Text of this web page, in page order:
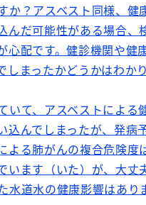
か？アスベスト同様、健
んだ可能性がある場合、
心配です。健診機関や健
しまったかどうかはわ
いて、アスベストによる
込んでしまったが、発病
よる肺がんの複合危険度
います（いた）が、大丈
水道水の健康影響はあり